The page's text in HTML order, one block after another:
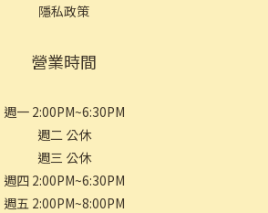
隱私政策
營業時間
週一 2:00PM~6:30PM
週二 公休
週三 公休
週四 2:00PM~6:30PM
週五 2:00PM~8:00PM